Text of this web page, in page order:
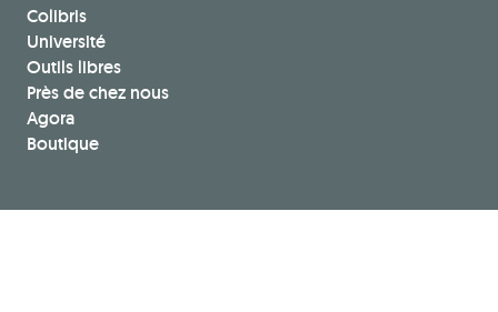
Colibris
Université
Outils libres
Près de chez nous
Agora
Boutique